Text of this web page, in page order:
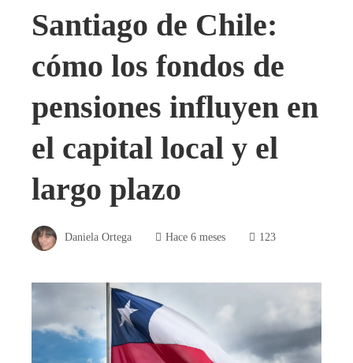
Santiago de Chile:
cómo los fondos de
pensiones influyen en
el capital local y el
largo plazo
Daniela Ortega Hace 6 meses 123